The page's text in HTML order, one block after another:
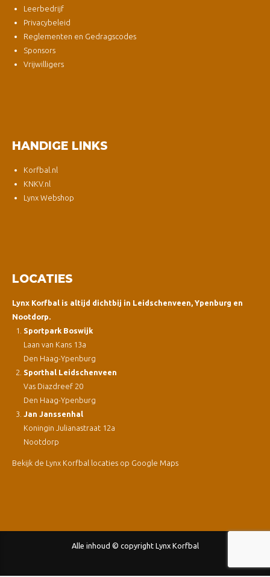
Leerbedrijf
Privacybeleid
Reglementen en Gedragscodes
Sponsors
Vrijwilligers
HANDIGE LINKS
Korfbal.nl
KNKV.nl
Lynx Webshop
LOCATIES
Lynx Korfbal is altijd dichtbij in Leidschenveen, Ypenburg en
Nootdorp.
Sportpark Boswijk
Laan van Kans 13a
Den Haag-Ypenburg
Sporthal Leidschenveen
Vas Diazdreef 20
Den Haag-Ypenburg
Jan Janssenhal
Koningin Julianastraat 12a
Nootdorp
Bekijk de Lynx Korfbal locaties op Google Maps
Alle inhoud © copyright Lynx Korfbal